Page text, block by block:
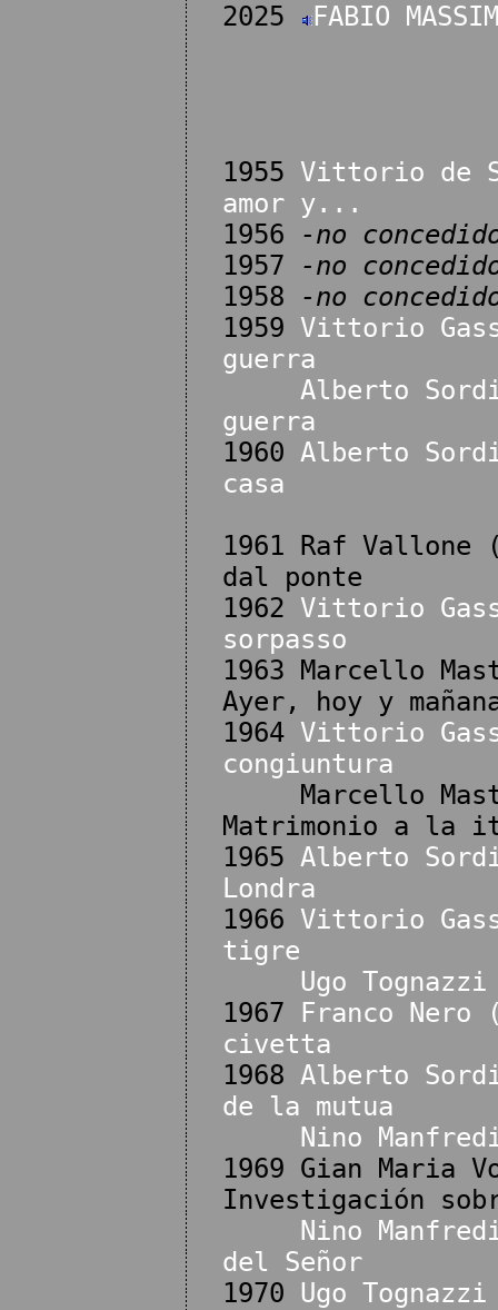
2025
FABIO
1955 Vittorio de
amor y...
1956
-no
1957
-no
1958
-no
1959 Vittorio
guerra
Alberto
guerra
1960 Alberto
casa
1961 Raf Vallone
dal ponte
1962 Vittorio
sorpasso
1963 Marcello
Ayer, hoy y
1964 Vittorio
congiuntura
Marcello
Matrimonio a la
1965 Alberto
Londra
1966 Vittorio
tigre
Ugo
1967
Franco
civetta
1968 Alberto
de la mutua
Nino
1969 Gian Maria
Investigación
Nino
del Señor
1970 Ugo